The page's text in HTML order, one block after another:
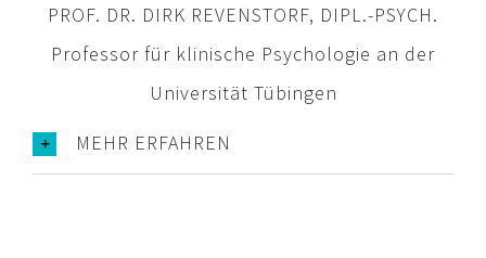
PROF. DR. DIRK REVENSTORF, DIPL.-PSYCH.
Professor für klinische Psychologie an der
Universität Tübingen
MEHR ERFAHREN